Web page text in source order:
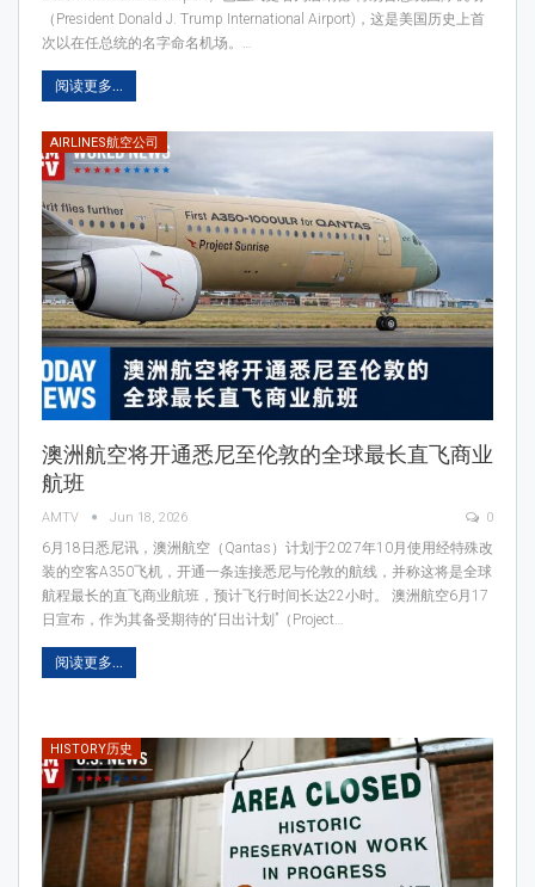
（President Donald J. Trump International Airport)，这是美国历史上首
次以在任总统的名字命名机场。…
阅读更多...
AIRLINES航空公司
澳洲航空将开通悉尼至伦敦的全球最长直飞商业
航班
AMTV Jun 18, 2026 0
6月18日悉尼讯，澳洲航空（Qantas）计划于2027年10月使用经特殊改
装的空客A350飞机，开通一条连接悉尼与伦敦的航线，并称这将是全球
航程最长的直飞商业航班，预计飞行时间长达22小时。 澳洲航空6月17
日宣布，作为其备受期待的“日出计划”（Project…
阅读更多...
HISTORY历史